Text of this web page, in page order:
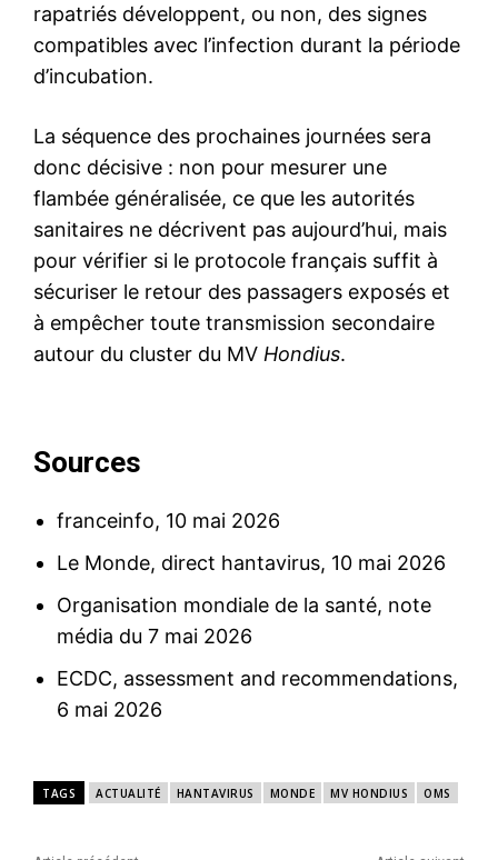
rapatriés développent, ou non, des signes
compatibles avec l’infection durant la période
d’incubation.
La séquence des prochaines journées sera
donc décisive : non pour mesurer une
flambée généralisée, ce que les autorités
sanitaires ne décrivent pas aujourd’hui, mais
pour vérifier si le protocole français suffit à
sécuriser le retour des passagers exposés et
à empêcher toute transmission secondaire
autour du cluster du MV Hondius.
Sources
franceinfo, 10 mai 2026
Le Monde, direct hantavirus, 10 mai 2026
Organisation mondiale de la santé, note
média du 7 mai 2026
ECDC, assessment and recommendations,
6 mai 2026
TAGS ACTUALITÉ HANTAVIRUS MONDE MV HONDIUS OMS